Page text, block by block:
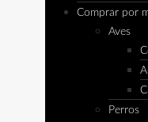
Comprar por
Aves
Perros